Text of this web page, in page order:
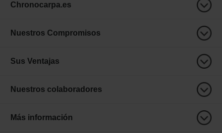
Chronocarpa.es
Nuestros Compromisos
Sus Ventajas
Nuestros colaboradores
Más información